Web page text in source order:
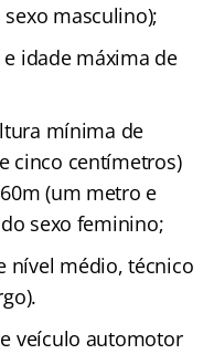
masculino);
idade máxima de
mínima de
cinco centímetros)
(um metro e
sexo feminino;
nível médio, técnico
veículo automotor